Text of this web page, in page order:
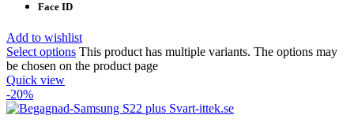
Face ID
Add to wishlist
Select options This product has multiple variants. The options may
be chosen on the product page
Quick view
-20%